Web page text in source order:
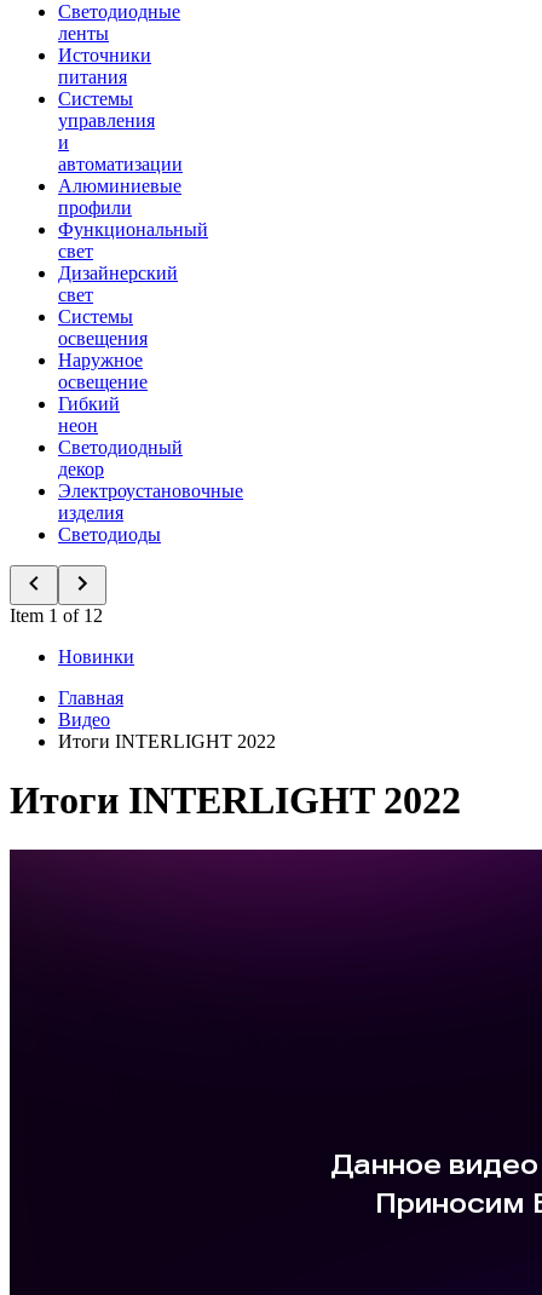
Светодиодные
ленты
Источники
питания
Системы
управления
и
автоматизации
Алюминиевые
профили
Функциональный
свет
Дизайнерский
свет
Системы
освещения
Наружное
освещение
Гибкий
неон
Светодиодный
декор
Электроустановочные
изделия
Светодиоды
Item 1 of 12
Новинки
Главная
Видео
Итоги INTERLIGHT 2022
Итоги INTERLIGHT 2022